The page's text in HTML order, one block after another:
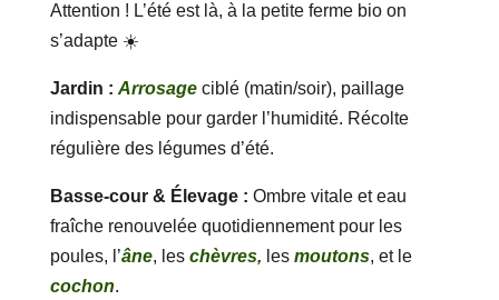
Attention ! L’été est là, à la petite ferme bio on
s’adapte ☀️
Jardin : Arrosageciblé (matin/soir), paillage
indispensable pour garder l’humidité. Récolte
régulière des légumes d’été.
Basse-cour & Élevage : Ombre vitale et eau
fraîche renouvelée quotidiennement pour les
poules, l’âne, les chèvres, les moutons, et le
cochon.